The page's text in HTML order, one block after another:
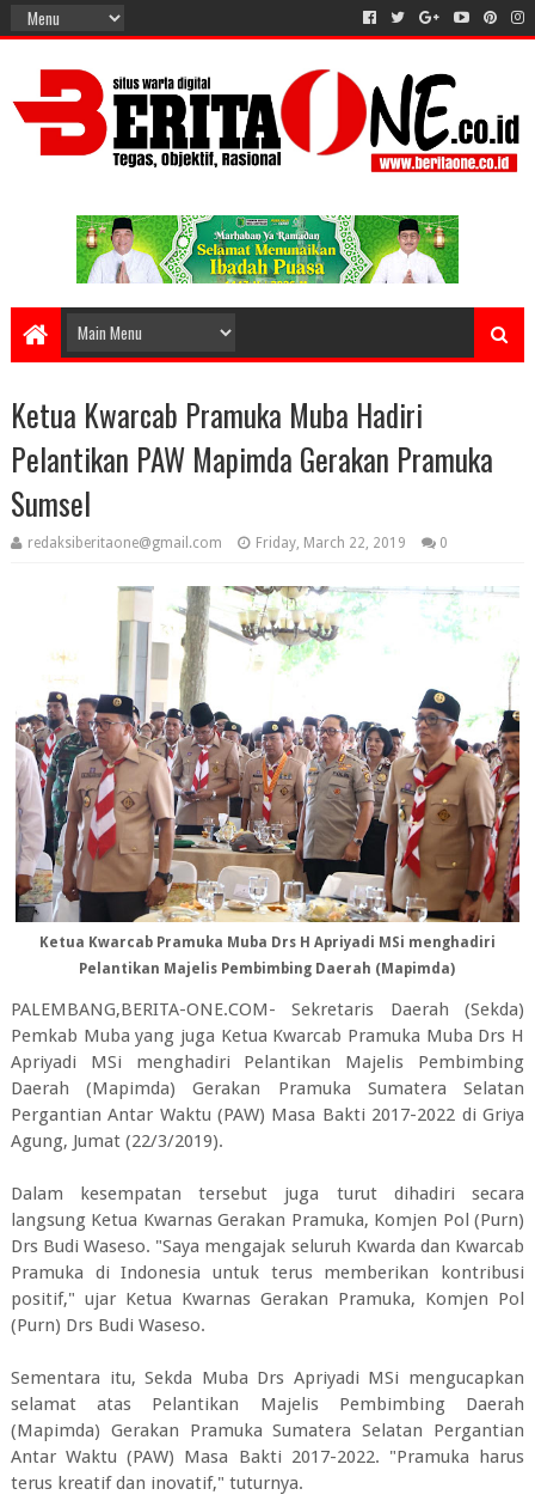
Ketua Kwarcab Pramuka Muba Hadiri
Pelantikan PAW Mapimda Gerakan Pramuka
Sumsel
redaksiberitaone@gmail.com Friday, March 22, 2019 0
Ketua Kwarcab Pramuka Muba Drs H Apriyadi MSi menghadiri
Pelantikan Majelis Pembimbing Daerah (Mapimda)
PALEMBANG,BERITA-ONE.COM- Sekretaris Daerah (Sekda)
Pemkab Muba yang juga Ketua Kwarcab Pramuka Muba Drs H
Apriyadi MSi menghadiri Pelantikan Majelis Pembimbing
Daerah (Mapimda) Gerakan Pramuka Sumatera Selatan
Pergantian Antar Waktu (PAW) Masa Bakti 2017-2022 di Griya
Agung, Jumat (22/3/2019).
Dalam kesempatan tersebut juga turut dihadiri secara
langsung Ketua Kwarnas Gerakan Pramuka, Komjen Pol (Purn)
Drs Budi Waseso. "Saya mengajak seluruh Kwarda dan Kwarcab
Pramuka di Indonesia untuk terus memberikan kontribusi
positif," ujar Ketua Kwarnas Gerakan Pramuka, Komjen Pol
(Purn) Drs Budi Waseso.
Sementara itu, Sekda Muba Drs Apriyadi MSi mengucapkan
selamat atas Pelantikan Majelis Pembimbing Daerah
(Mapimda) Gerakan Pramuka Sumatera Selatan Pergantian
Antar Waktu (PAW) Masa Bakti 2017-2022. "Pramuka harus
terus kreatif dan inovatif," tuturnya.